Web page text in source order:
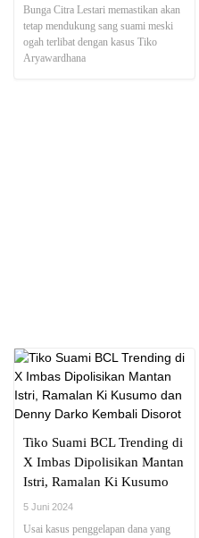
Bunga Citra Lestari memastikan akan
tetap mendukung sang suami meski
ogah terlibat dengan kasus Tiko
Aryawardhana
Tiko Suami BCL Trending di
X Imbas Dipolisikan Mantan
Istri, Ramalan Ki Kusumo
dan Denny Darko Kembali
5 Juni 2024
Usai kasus penggelapan dana yang